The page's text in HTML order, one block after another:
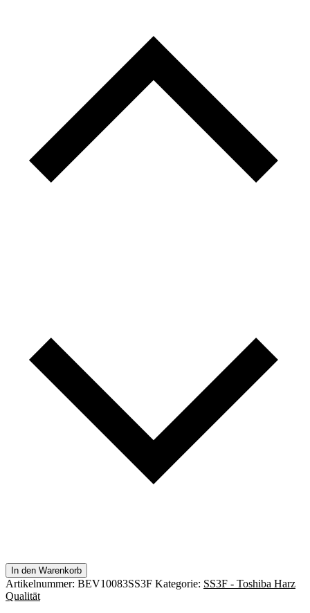
In den Warenkorb
Artikelnummer: BEV10083SS3F Kategorie: SS3F - Toshiba Harz
Qualität